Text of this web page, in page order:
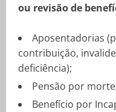
ou revisão de
Aposentadorias
contribuição,
deficiência);
Pensão por
Benefício por